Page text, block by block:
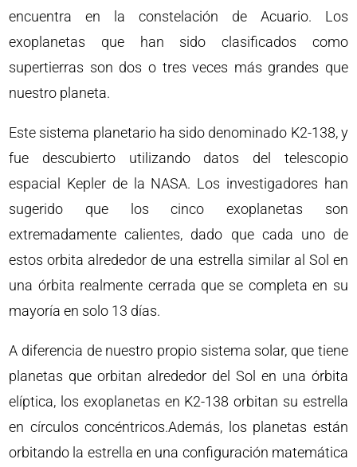
encuentra en la constelación de Acuario. Los
exoplanetas que han sido clasificados como
supertierras son dos o tres veces más grandes que
nuestro planeta.
Este sistema planetario ha sido denominado K2-138, y
fue descubierto utilizando datos del telescopio
espacial Kepler de la NASA. Los investigadores han
sugerido que los cinco exoplanetas son
extremadamente calientes, dado que cada uno de
estos orbita alrededor de una estrella similar al Sol en
una órbita realmente cerrada que se completa en su
mayoría en solo 13 días.
A diferencia de nuestro propio sistema solar, que tiene
planetas que orbitan alrededor del Sol en una órbita
elíptica, los exoplanetas en K2-138 orbitan su estrella
en círculos concéntricos.Además, los planetas están
orbitando la estrella en una configuración matemática